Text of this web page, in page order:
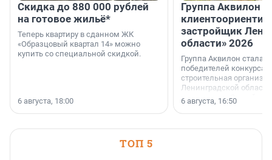
Скидка до 880 000 рублей
на готовое жильё*
Теперь квартиру в сданном ЖК
«Образцовый квартал 14» можно
купить со специальной скидкой.
6 августа, 18:00
Группа Аквилон
застройщик
области» 2026
Группа Аквилон стала
победителей конкурса
строительная
Ленинградской области
номинации «Самый
застройщик
области».
6 августа, 16:50
ТОП 5